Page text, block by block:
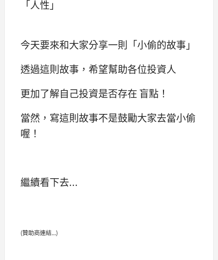
「人性」
今天要來和大家分享一則「小偷的故事」
透過這則故事，希望幫助各位投資人
更加了解自己投資是否存在 盲點！
當然，寫這則故事不是鼓勵大家去當小偷
喔！
繼續看下去...
(贊助商連結...)